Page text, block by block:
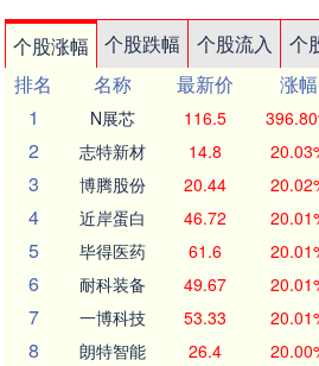
个股涨幅 个股跌幅 个股流入 个
排名
名称 最新价 涨幅
1
N展芯 116.5
2 志特新材 14.8
3 博腾股份 20.44
4 近岸蛋白 46.72
5 毕得医药 61.6
6 耐科装备 49.67
7 一博科技 53.33
8 朗特智能 26.4